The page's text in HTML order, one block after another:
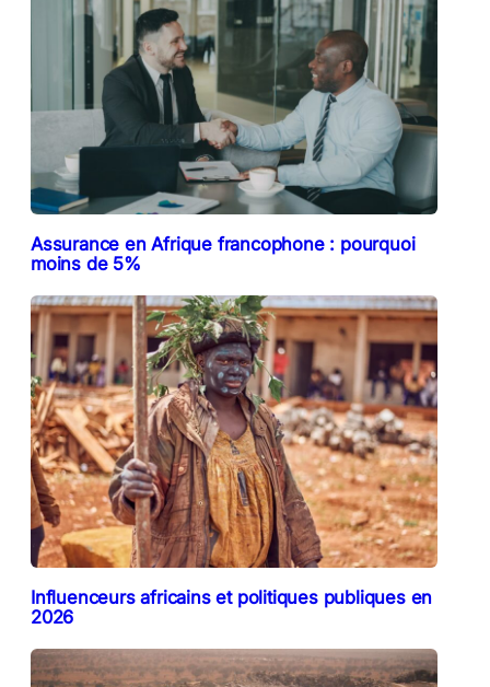
Assurance en Afrique francophone : pourquoi
moins de 5%
Influenceurs africains et politiques publiques en
2026